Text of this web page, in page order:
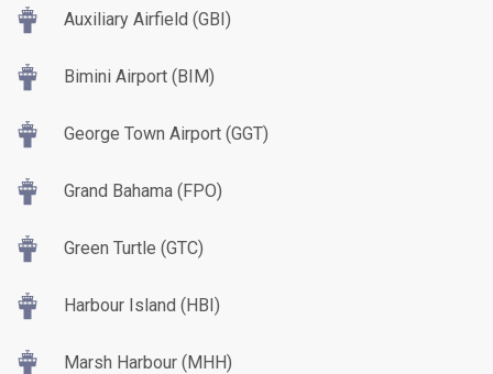
Auxiliary Airfield (GBI)
Bimini Airport (BIM)
George Town Airport (GGT)
Grand Bahama (FPO)
Green Turtle (GTC)
Harbour Island (HBI)
Marsh Harbour (MHH)